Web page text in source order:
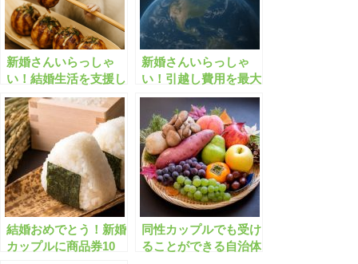
新婚さんいらっしゃ
い！結婚生活を支援し
ます！
新婚さんいらっしゃ
い！引越し費用を最大
30万円補助！
結婚おめでとう！新婚
カップルに商品券10
同性カップルでも受け
ることができる自治体